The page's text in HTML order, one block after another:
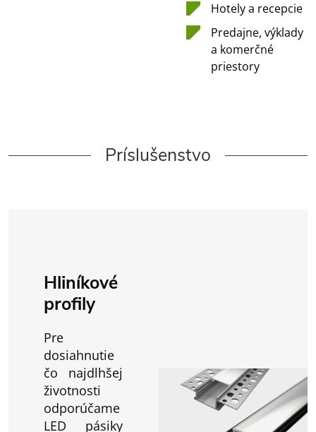
Hotely a recepcie
Predajne, výklady
a komerčné
priestory
Príslušenstvo
Hliníkové
profily
Pre
dosiahnutie
čo najdlhšej
životnosti
odporúčame
LED pásiky